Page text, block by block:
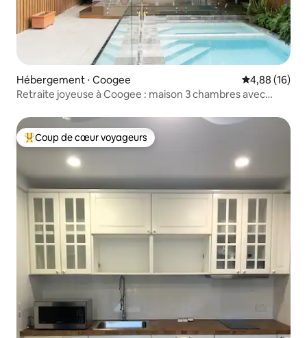
Hébergement ⋅ Coogee Évaluation
4,88 (16)
Retraite joyeuse à Coogee : maison 3 chambres avec
Coups de cœur voyageurs les plus appréciés
Coup de cœur voyageurs